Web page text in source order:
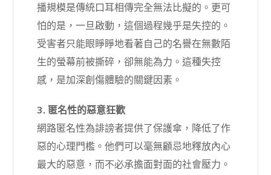
播規模是傳統口耳相傳完全無法比擬的。更可
怕的是，一旦啟動，這個過程幾乎是失控的。
受害者只能眼睜睜地看著自己的名譽在無數陌
生的螢幕前被撕碎，卻無能為力。這種失控
感，是加深創傷體驗的關鍵因素。
3. 匿名性的惡意狂歡
網路匿名性為誹謗者提供了保護傘，降低了作
惡的心理門檻。他們可以毫無顧忌地釋放內心
最大的惡意，而不必承擔面對面的社會壓力。